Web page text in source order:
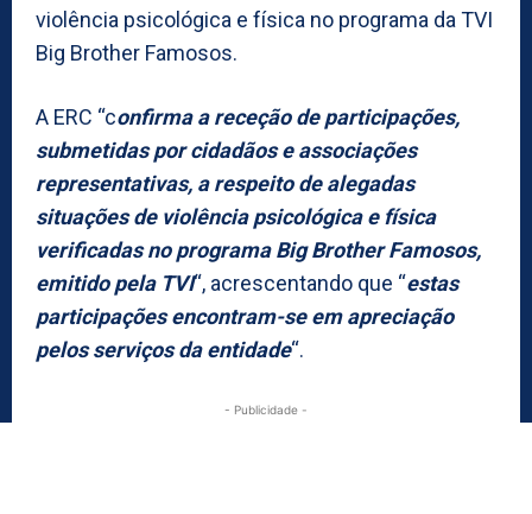
violência psicológica e física no programa da TVI
Big Brother Famosos.
A ERC “confirma a receção de participações,
submetidas por cidadãos e associações
representativas, a respeito de alegadas
situações de violência psicológica e física
verificadas no programa Big Brother Famosos,
emitido pela TVI“, acrescentando que “estas
participações encontram-se em apreciação
pelos serviços da entidade“.
- Publicidade -